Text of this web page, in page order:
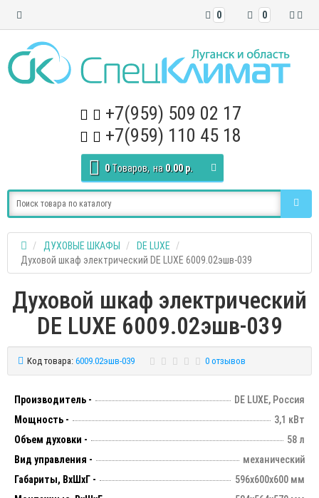
0
0
+7(959) 509 02 17
+7(959) 110 45 18
0 Tоваров, на 0.00 р.
ДУХОВЫЕ ШКАФЫ
DE LUXE
Духовой шкаф электрический DE LUXE 6009.02эшв-039
Духовой шкаф электрический
DE LUXE 6009.02эшв-039
Код товара: 6009.02эшв-039 0 отзывов
Производитель -
DE LUXE, Россия
Мощность -
3,1 кВт
Объем духовки -
58 л
Вид управления -
механический
Габариты, ВхШхГ -
596х600х600 мм